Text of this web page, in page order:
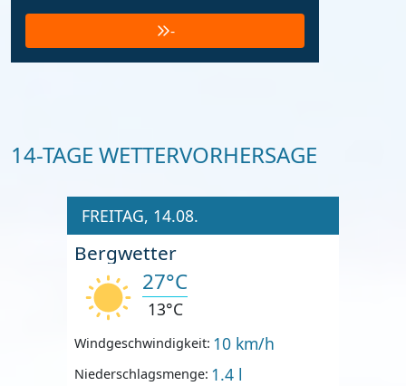
-
14-TAGE WETTERVORHERSAGE
FREITAG, 14.08.
Bergwetter
27°C
13°C
Windgeschwindigkeit: 10 km/h
Niederschlagsmenge: 1.4 l